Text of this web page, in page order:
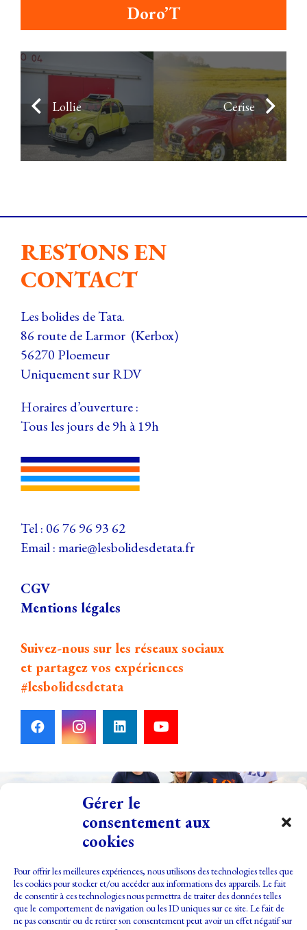
Gérer le
consentement aux
cookies
Pour offrir les meilleures expériences, nous utilisons des technologies telles que
les cookies pour stocker et/ou accéder aux informations des appareils. Le fait
de consentir à ces technologies nous permettra de traiter des données telles
que le comportement de navigation ou les ID uniques sur ce site. Le fait de
ne pas consentir ou de retirer son consentement peut avoir un effet négatif sur
Doro’T
Lollie Cerise
RESTONS EN
CONTACT
Les bolides de Tata.
86 route de Larmor (Kerbox)
56270 Ploemeur
Uniquement sur RDV
Horaires d’ouverture :
Tous les jours de 9h à 19h
Tel : 06 76 96 93 62
Email :marie@lesbolidesdetata.fr
CGV
Mentions légales
Suivez-nous sur les réseaux sociaux
et partagez vos expériences
#lesbolidesdetata